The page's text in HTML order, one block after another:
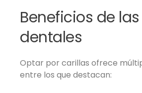
Beneficios de
dentales
Optar por carillas ofrece
entre los que destacan: